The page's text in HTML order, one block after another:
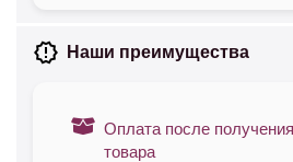
Наши преимущества
Оплата после
товара